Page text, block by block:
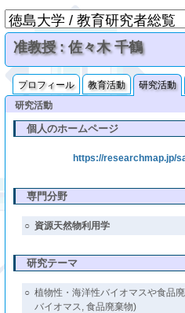
准教授 : 佐々木 千鶴
プロフィール 教育活動 研究活動
研究活動
個人のホームページ
https://researchmap.jp/
専門分野
○ 資源天然物利用学
研究テーマ
○ 植物性・海洋性バイオマスや食品
バイオマス, 食品廃棄物)